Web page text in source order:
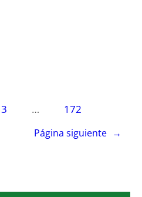
3 … 172
Página siguiente →